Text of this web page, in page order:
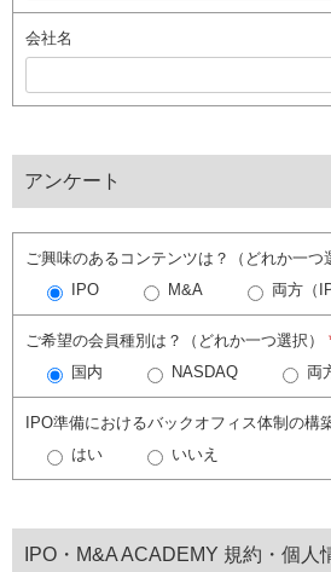
会社名
アンケート
ご興味のあるコンテンツは？（どれか一つ
IPO
M&A 両方（
ご希望の会員種別は？（どれか一つ選択）
国内
NASDAQ 両
IPO準備におけるバックオフィス体制の構
はい
いいえ
IPO・M&A ACADEMY 規約・個人